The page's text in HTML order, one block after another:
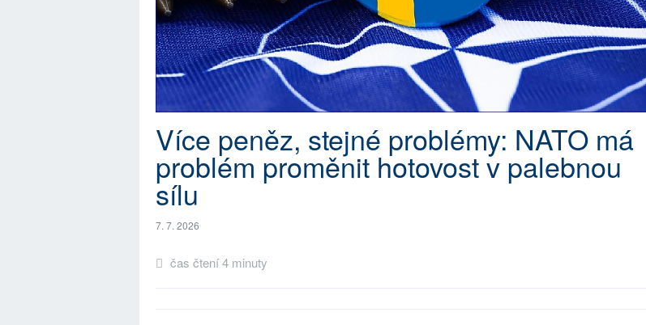
Více peněz, stejné problémy: NATO má
problém proměnit hotovost v palebnou
sílu
7. 7. 2026
čas čtení 4 minuty